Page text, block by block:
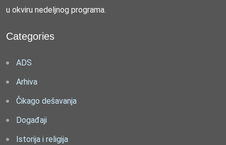
u okviru nedeljnog programa.
Categories
ADS
Arhiva
Čikago dešavanja
Događaji
Istorija i religija